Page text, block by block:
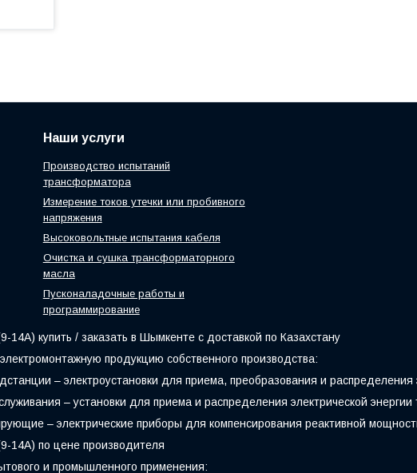
Наши услуги
Производство испытаний
трансформатора
Измерение токов утечки или пробивного
напряжения
Высоковольтные испытания кабеля
Очистка и сушка трансформаторного
масла
Пусконаладочные работы и
программирование
купить / заказать в Шымкенте с доставкой по Казахстану
продукцию собственного производства:
– электроустановки для приема, преобразования и
– установки для приема и распределения электрической
– электрические приборы для компенсирования реактивной
14А) по цене производителя
и промышленного применения: